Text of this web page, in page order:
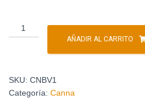
AÑADIR AL CARRITO
SKU: CNBV1
Categoría: Canna